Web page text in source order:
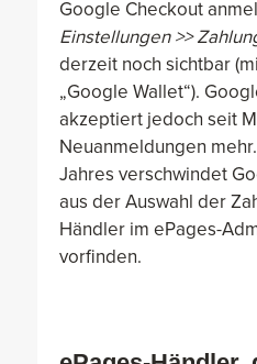
Google Checkout
Einstellungen >>
derzeit noch sichtbar
„Google Wallet“).
akzeptiert jedoch seit
Neuanmeldungen
Jahres verschwindet
aus der Auswahl der
Händler im ePages-
vorfinden.